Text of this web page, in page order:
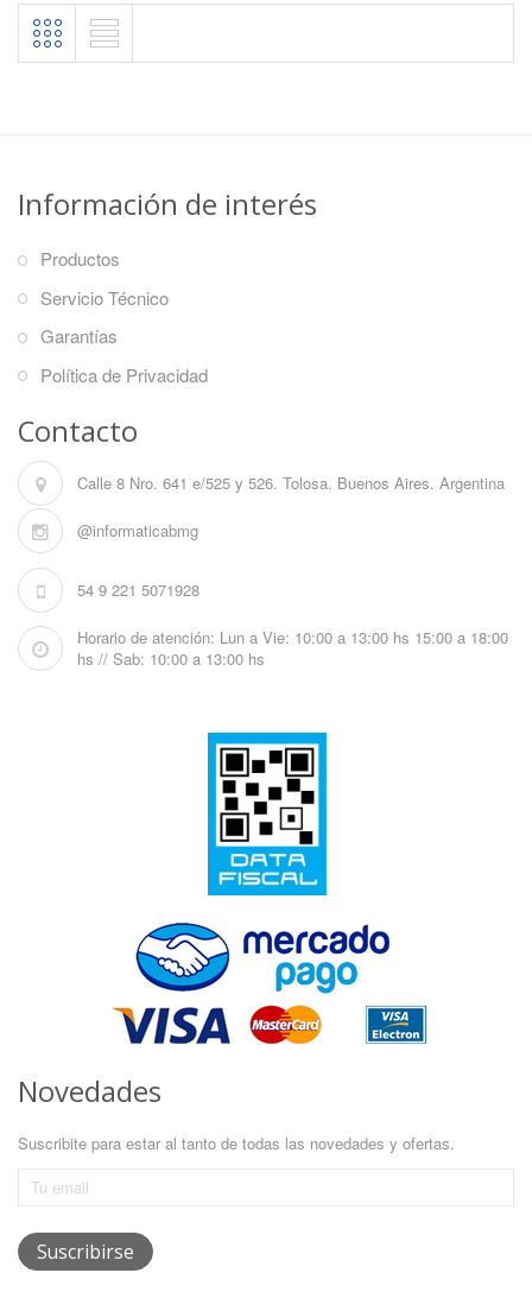
Información de interés
Productos
Servicio Técnico
Garantías
Política de Privacidad
Contacto
Calle 8 Nro. 641 e/525 y 526. Tolosa. Buenos Aires. Argentina
@informaticabmg
54 9 221 5071928
Horario de atención: Lun a Vie: 10:00 a 13:00 hs 15:00 a 18:00
hs // Sab: 10:00 a 13:00 hs
Novedades
Suscribite para estar al tanto de todas las novedades y ofertas.